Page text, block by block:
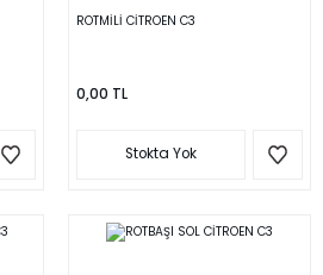
ROTMİLİ CİTROEN C3
0,00 TL
Stokta Yok